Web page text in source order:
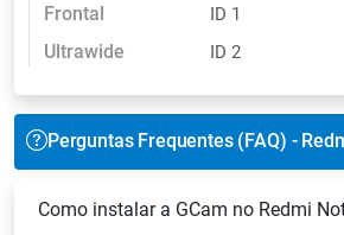
Frontal ID 1
Ultrawide ID 2
Perguntas Frequentes (FAQ) -
Como instalar a GCam no Redmi